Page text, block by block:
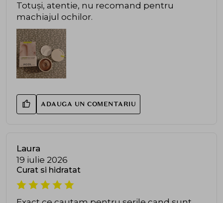
Totuși, atentie, nu recomand pentru
machiajul ochilor.
ADAUGA UN COMENTARIU
Laura
19 iulie 2026
Curat si hidratat